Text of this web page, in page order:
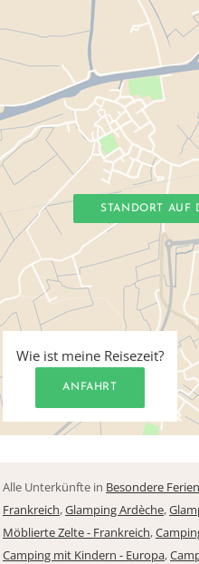
STANDORT AUF
Wie ist meine Reisezeit?
ANFAHRT
Alle Unterkünfte in Besondere
Frankreich,Glamping Ardèche,
Möblierte Zelte - Frankreich,
Camping mit Kindern - Europa,
Newsletters.